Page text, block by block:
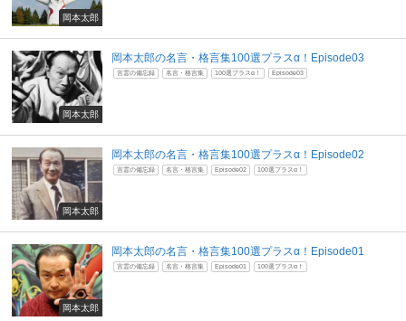
岡本太郎
岡本太郎
岡本太郎の名言・格言集100選プラスα！Episode03
言霊の備忘録 名言・格言集 100選プラスα！ Episode03
岡本太郎
岡本太郎の名言・格言集100選プラスα！Episode02
言霊の備忘録 名言・格言集 Episode02 100選プラスα！
岡本太郎
岡本太郎の名言・格言集100選プラスα！Episode01
言霊の備忘録 名言・格言集 Episode01 100選プラスα！